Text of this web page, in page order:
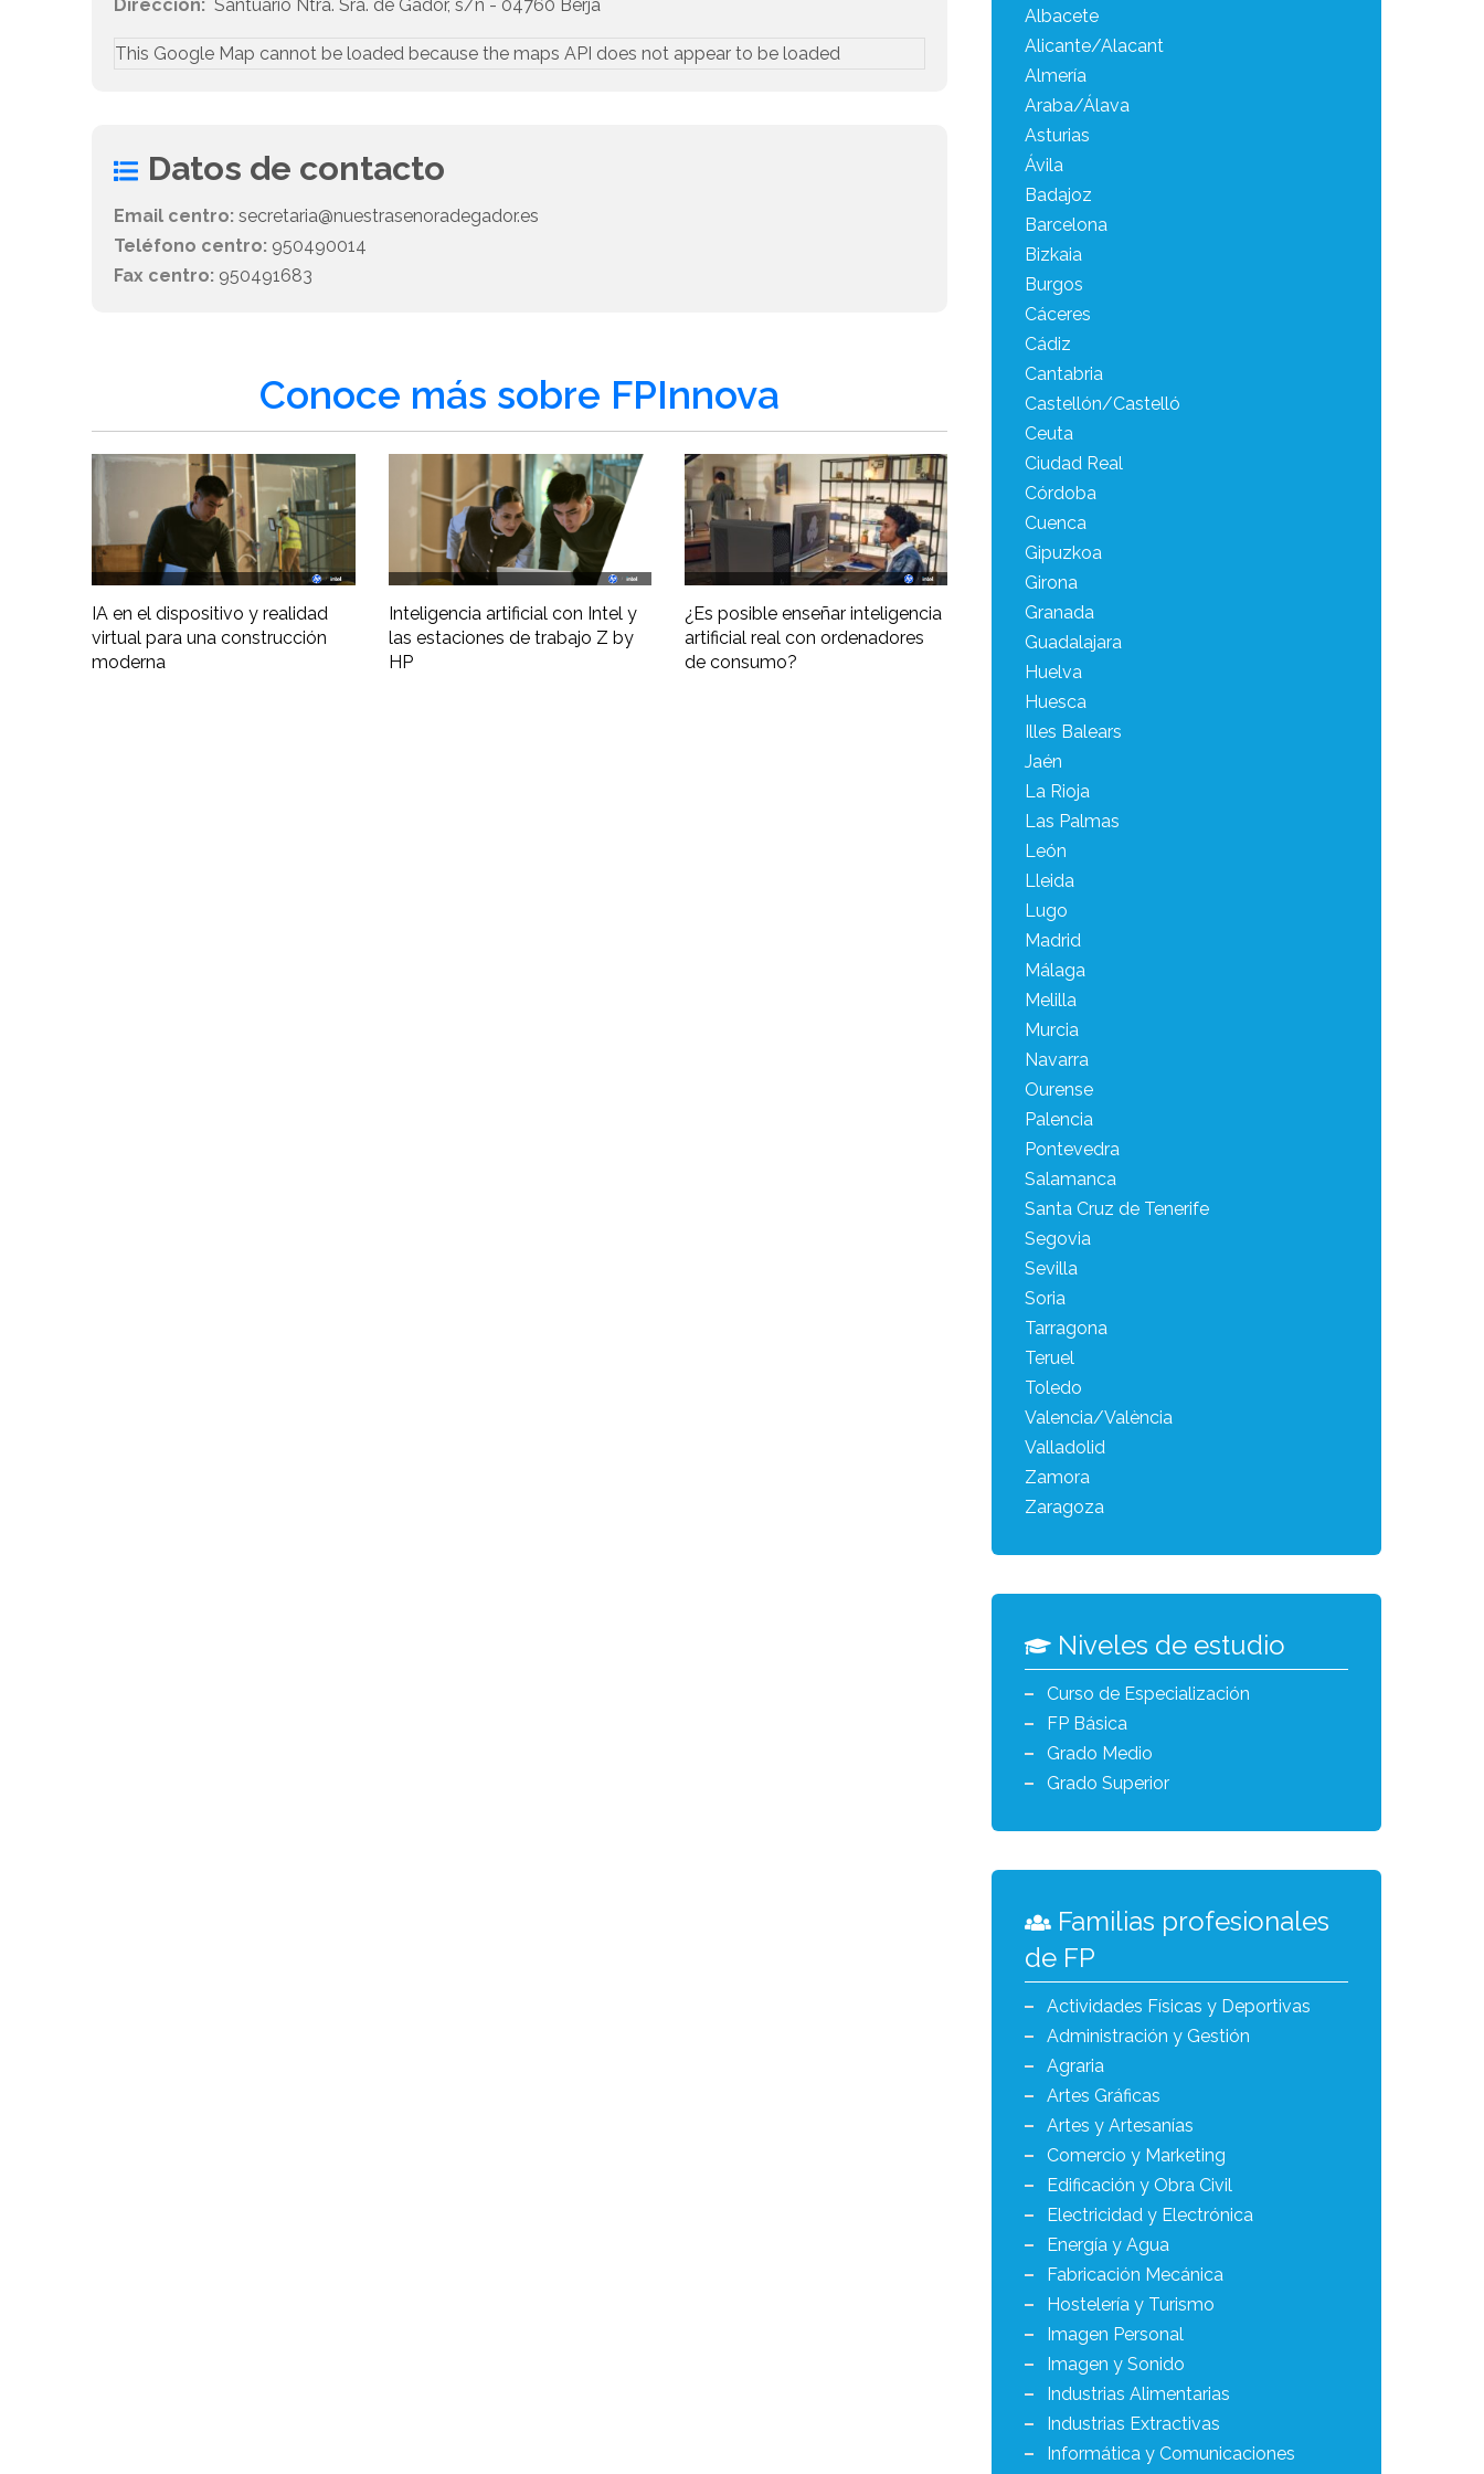
Dirección: Santuario Ntra. Sra. de Gádor, s/n - 04760 Berja
This Google Map cannot be loaded because the maps API does not appear to be loaded
Datos de contacto
Email centro: secretaria@nuestrasenoradegador.es
Teléfono centro: 950490014
Fax centro: 950491683
Conoce más sobre FPInnova
IA en el dispositivo y realidad
virtual para una construcción
moderna
Inteligencia artificial con Intel y
las estaciones de trabajo Z by
HP
¿Es posible enseñar inteligencia
artificial real con ordenadores
de consumo?
Albacete
Alicante/Alacant
Almería
Araba/Álava
Asturias
Ávila
Badajoz
Barcelona
Bizkaia
Burgos
Cáceres
Cádiz
Cantabria
Castellón/Castelló
Ceuta
Ciudad Real
Córdoba
Cuenca
Gipuzkoa
Girona
Granada
Guadalajara
Huelva
Huesca
Illes Balears
Jaén
La Rioja
Las Palmas
León
Lleida
Lugo
Madrid
Málaga
Melilla
Murcia
Navarra
Ourense
Palencia
Pontevedra
Salamanca
Santa Cruz de Tenerife
Segovia
Sevilla
Soria
Tarragona
Teruel
Toledo
Valencia/València
Valladolid
Zamora
Zaragoza
Niveles de estudio
Curso de Especialización
FP Básica
Grado Medio
Grado Superior
Familias profesionales
de FP
Actividades Físicas y Deportivas
Administración y Gestión
Agraria
Artes Gráficas
Artes y Artesanías
Comercio y Marketing
Edificación y Obra Civil
Electricidad y Electrónica
Energía y Agua
Fabricación Mecánica
Hostelería y Turismo
Imagen Personal
Imagen y Sonido
Industrias Alimentarias
Industrias Extractivas
Informática y Comunicaciones